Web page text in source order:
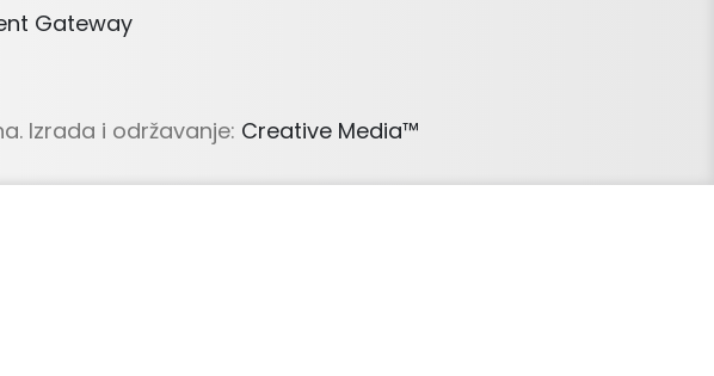
Izrada i održavanje: Creative Media™